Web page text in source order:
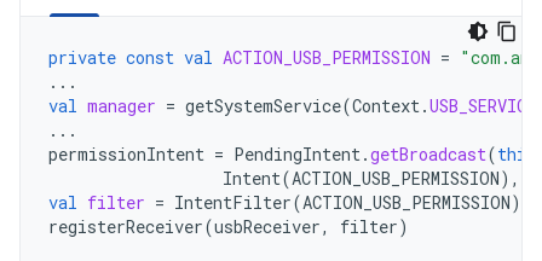
private const val ACTION_USB_PERMISSION =
...
val manager = getSystemService(Context.USB_SERVICE
...
permissionIntent = PendingIntent.getBroadcast(this
Intent(ACTION_USB_PERMISSION),
val filter = IntentFilter(ACTION_USB_PERMISSION)
registerReceiver(usbReceiver, filter)